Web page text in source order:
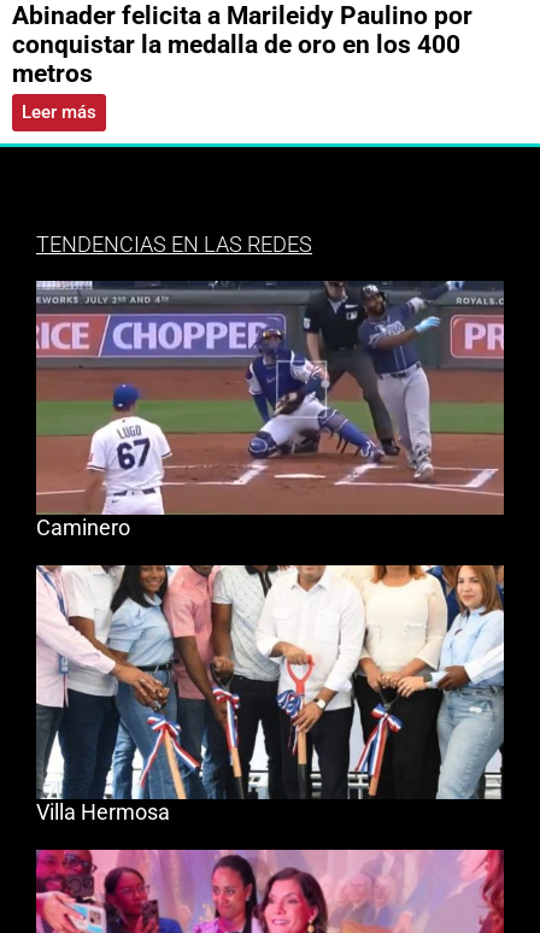
Abinader felicita a Marileidy Paulino por
conquistar la medalla de oro en los 400
metros
Leer más
TENDENCIAS EN LAS REDES
Caminero
Villa Hermosa